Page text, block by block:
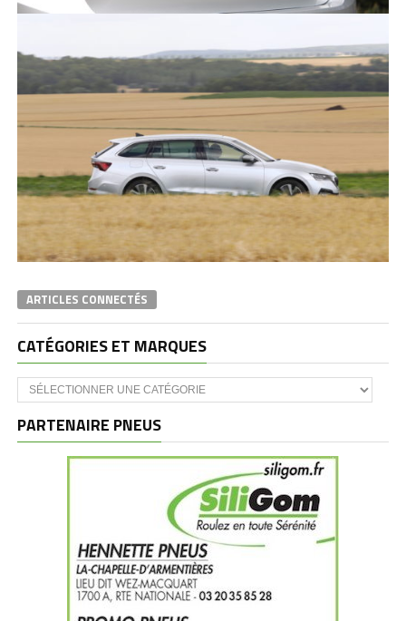
ARTICLES CONNECTÉS
CATÉGORIES ET MARQUES
Catégories
et
PARTENAIRE PNEUS